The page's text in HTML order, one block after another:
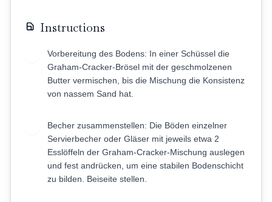
Instructions
Vorbereitung des Bodens: In einer Schüssel die
Graham-Cracker-Brösel mit der geschmolzenen
Butter vermischen, bis die Mischung die Konsistenz
von nassem Sand hat.
Becher zusammenstellen: Die Böden einzelner
Servierbecher oder Gläser mit jeweils etwa 2
Esslöffeln der Graham-Cracker-Mischung auslegen
und fest andrücken, um eine stabilen Bodenschicht
zu bilden. Beiseite stellen.